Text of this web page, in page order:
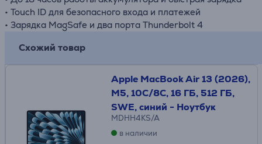
• Touch ID для безопасного входа и платежей
• Зарядка MagSafe и два порта Thunderbolt 4
Схожий товар
Apple MacBook Air 13 (2026),
M5, 10C/8C, 16 ГБ, 512 ГБ,
SWE, синий - Ноутбук
MDHH4KS/A
в наличии